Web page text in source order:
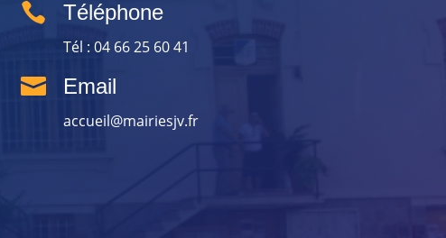
 Téléphone
Tél : 04 66 25 60 41
 Email
accueil@mairiesjv.fr